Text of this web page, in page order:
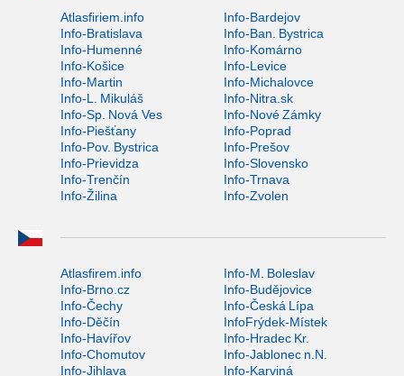
Atlasfiriem.info
Info-Bardejov
Info-Bratislava
Info-Ban. Bystrica
Info-Humenné
Info-Komárno
Info-Košice
Info-Levice
Info-Martin
Info-Michalovce
Info-L. Mikuláš
Info-Nitra.sk
Info-Sp. Nová Ves
Info-Nové Zámky
Info-Piešťany
Info-Poprad
Info-Pov. Bystrica
Info-Prešov
Info-Prievidza
Info-Slovensko
Info-Trenčín
Info-Trnava
Info-Žilina
Info-Zvolen
Atlasfirem.info
Info-M. Boleslav
Info-Brno.cz
Info-Budějovice
Info-Čechy
Info-Česká Lípa
Info-Děčín
InfoFrýdek-Místek
Info-Havířov
Info-Hradec Kr.
Info-Chomutov
Info-Jablonec n.N.
Info-Jihlava
Info-Karviná